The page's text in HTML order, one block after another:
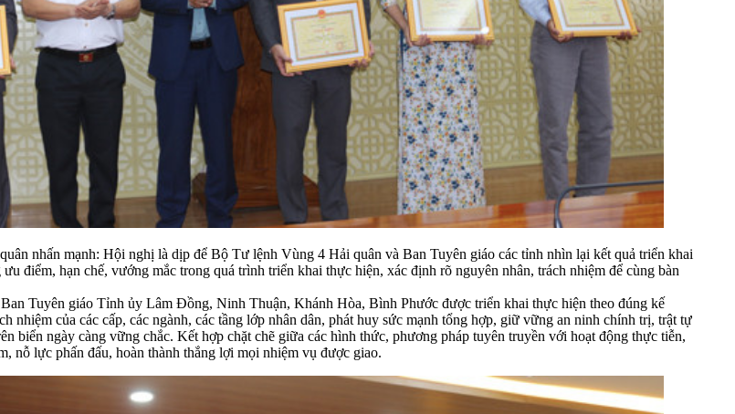
nhấn mạnh: Hội nghị là dịp để Bộ Tư lệnh Vùng 4 Hải quân và Ban Tuyên giáo các tỉnh nhìn lại kết quả triển khai
điểm, hạn chế, vướng mắc trong quá trình triển khai thực hiện, xác định rõ nguyên nhân, trách nhiệm để cùng bàn
Tuyên giáo Tỉnh ủy Lâm Đồng, Ninh Thuận, Khánh Hòa, Bình Phước được triển khai thực hiện theo đúng kế
nhiệm của các cấp, các ngành, các tầng lớp nhân dân, phát huy sức mạnh tổng hợp, giữ vững an ninh chính trị, trật tự
biển ngày càng vững chắc. Kết hợp chặt chẽ giữa các hình thức, phương pháp tuyên truyền với hoạt động thực tiễn,
nỗ lực phấn đấu, hoàn thành thắng lợi mọi nhiệm vụ được giao.